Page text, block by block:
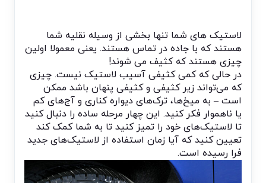
لاستیک های شما تنها بخشی از وسیله نقلیه شما
هستند که با جاده در تماس هستند. یعنی معمولا اولین
چیزی هستند که کثیف می شوند!
در حالی که کمی کثیفی آسیب لاستیک نیست. چیزی
که می‌تواند زیر کثیفی و کثیفی پنهان باشد ممکن
است – به میخ‌ها، ترک‌های دیواره کناری و آج‌های کم
یا ناهموار فکر کنید. این چهار مرحله ساده را دنبال کنید
تا لاستیک‌های خود را تمیز کنید تا به شما کمک کند
تعیین کنید که آیا زمان استفاده از لاستیک‌های جدید
فرا رسیده است.